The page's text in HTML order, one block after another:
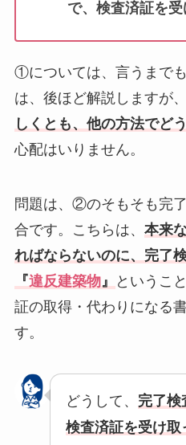
で、検査済証を
①については、言うまで
は、後ほど解説しますが、
しくとも、他の方法でど
心配はいりません。
問題は、②のそもそも完
合です。こちらは、 本来
ればならないのに、完了
『違反建築物』
というこ
証の取得・代わりになる
す。
どうして、 完了検
検査済証を受け